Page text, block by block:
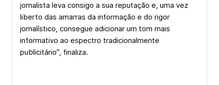
jornalista leva consigo a sua reputação e, uma vez
liberto das amarras da informação e do rigor
jornalístico, consegue adicionar um tom mais
informativo ao espectro tradicionalmente
publicitário”, finaliza.